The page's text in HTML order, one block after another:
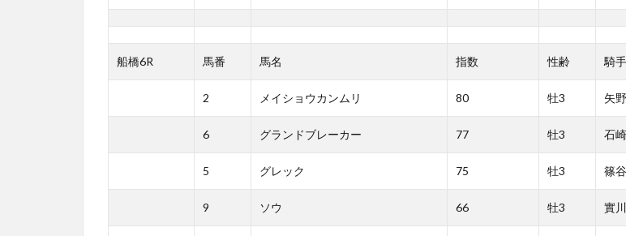
船橋6R 馬番 馬名 指数 性齢 騎手
2 メイショウカンムリ 80 牡3 矢
6 グランドブレーカー 77 牡3 石
5 グレック 75 牡3 篠
9 ソウ 66 牡3 實